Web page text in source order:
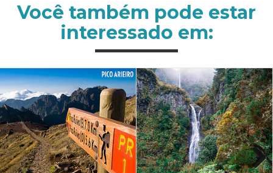
Você também pode estar
interessado em: